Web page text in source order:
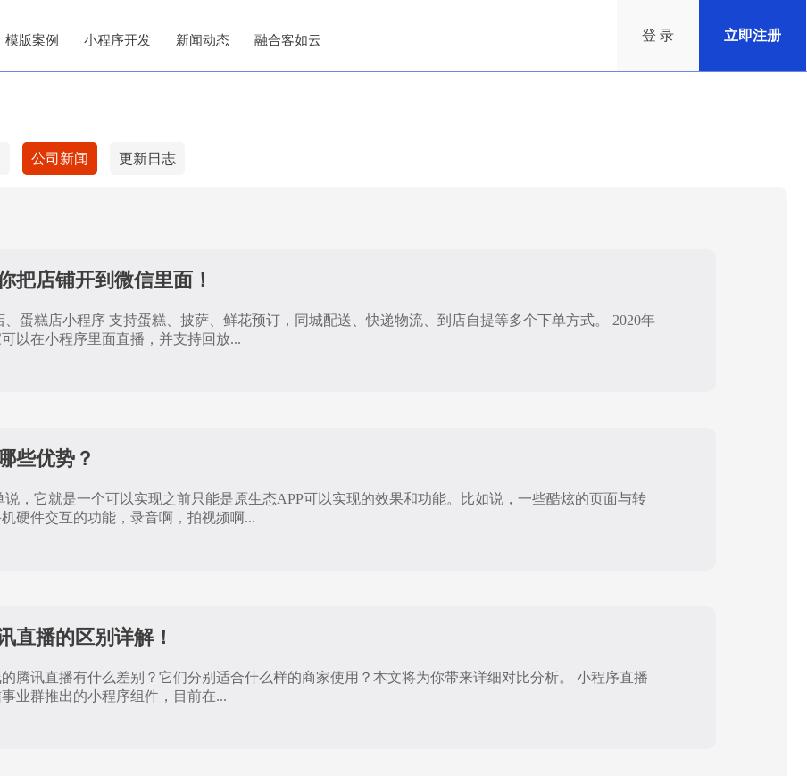
模版案例 小程序开发 新闻动态 融合客如云 登 录 立即注册
公司新闻 更新日志
把店铺开到微信里面！
蛋糕店小程序 支持蛋糕、披萨、鲜花预订，同城配送、快递物流、到店自提等多个下单方式。 2020年
以在小程序里面直播，并支持回放...
些优势？
，它就是一个可以实现之前只能是原生态APP可以实现的效果和功能。比如说，一些酷炫的页面与转
硬件交互的功能，录音啊，拍视频啊...
直播的区别详解！
腾讯直播有什么差别？它们分别适合什么样的商家使用？本文将为你带来详细对比分析。 小程序直播
业群推出的小程序组件，目前在...